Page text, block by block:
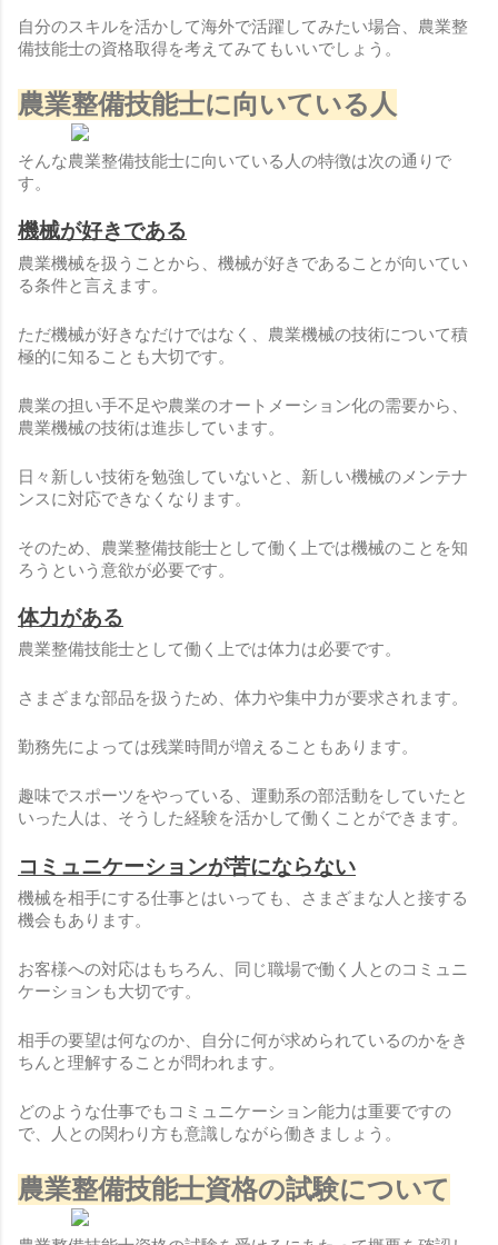
自分のスキルを活かして海外で活躍してみたい場合、農業整
備技能士の資格取得を考えてみてもいいでしょう。
農業整備技能士に向いている人
そんな農業整備技能士に向いている人の特徴は次の通りで
す。
機械が好きである
農業機械を扱うことから、機械が好きであることが向いてい
る条件と言えます。
ただ機械が好きなだけではなく、農業機械の技術について積
極的に知ることも大切です。
農業の担い手不足や農業のオートメーション化の需要から、
農業機械の技術は進歩しています。
日々新しい技術を勉強していないと、新しい機械のメンテナ
ンスに対応できなくなります。
そのため、農業整備技能士として働く上では機械のことを知
ろうという意欲が必要です。
体力がある
農業整備技能士として働く上では体力は必要です。
さまざまな部品を扱うため、体力や集中力が要求されます。
勤務先によっては残業時間が増えることもあります。
趣味でスポーツをやっている、運動系の部活動をしていたと
いった人は、そうした経験を活かして働くことができます。
コミュニケーションが苦にならない
機械を相手にする仕事とはいっても、さまざまな人と接する
機会もあります。
お客様への対応はもちろん、同じ職場で働く人とのコミュニ
ケーションも大切です。
相手の要望は何なのか、自分に何が求められているのかをき
ちんと理解することが問われます。
どのような仕事でもコミュニケーション能力は重要ですの
で、人との関わり方も意識しながら働きましょう。
農業整備技能士資格の試験について